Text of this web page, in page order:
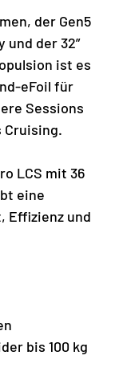
der Gen5
und der 32”
ist es
eFoil für
Sessions
Cruising.
LCS mit 36
eine
Effizienz und
bis 100 kg